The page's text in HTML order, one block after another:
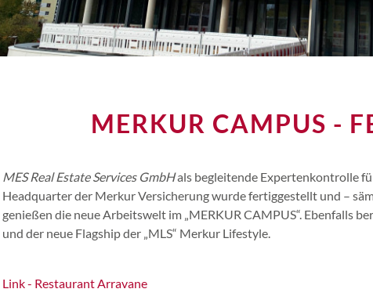
MERKUR CAMPUS -
MES Real Estate Services GmbHals begleitende Expertenkontrolle
Headquarter der Merkur Versicherung wurde fertiggestellt und –
genießen die neue Arbeitswelt im „MERKUR CAMPUS“. Ebenfalls
und der neue Flagship der „MLS“ Merkur Lifestyle.
Link - Restaurant Arravane